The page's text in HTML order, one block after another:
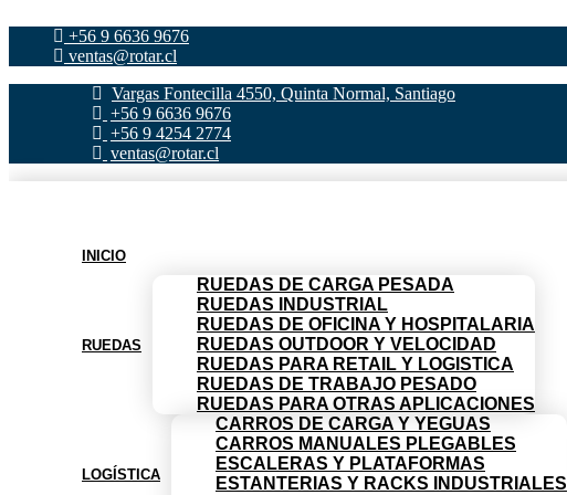
contenido
+56 9 6636 9676
ventas@rotar.cl
Vargas Fontecilla 4550, Quinta Normal, Santiago
+56 9 6636 9676
+56 9 4254 2774
ventas@rotar.cl
INICIO
RUEDAS
RUEDAS DE CARGA PESADA
RUEDAS INDUSTRIAL
RUEDAS DE OFICINA Y HOSPITALARIA
RUEDAS OUTDOOR Y VELOCIDAD
RUEDAS PARA RETAIL Y LOGISTICA
RUEDAS DE TRABAJO PESADO
RUEDAS PARA OTRAS APLICACIONES
LOGÍSTICA
CARROS DE CARGA Y YEGUAS
CARROS MANUALES PLEGABLES
ESCALERAS Y PLATAFORMAS
ESTANTERIAS Y RACKS INDUSTRIALES